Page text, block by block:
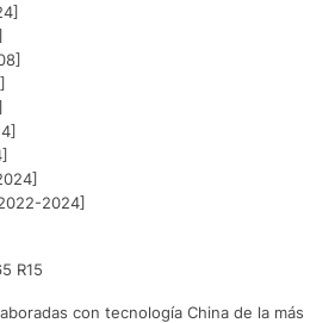
2024]
R15
con tecnología China de la más